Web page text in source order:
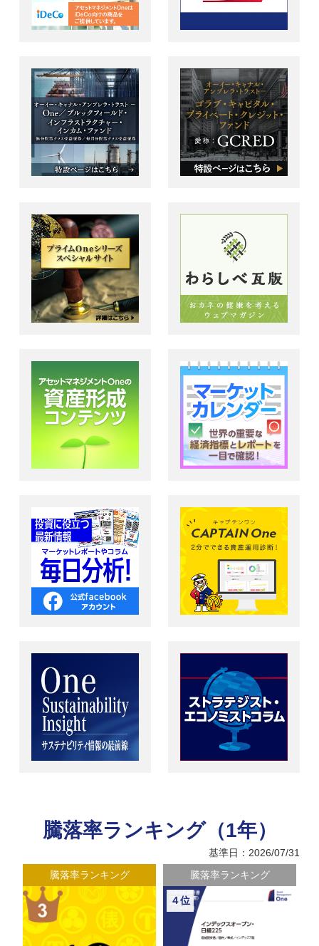
騰落率ランキング（1年）
基準日：2026/07/31
騰落率ランキング
騰落率ランキング
４位